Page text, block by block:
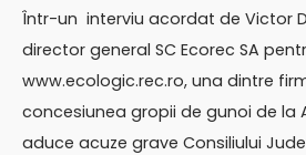
Într-un interviu acordat de Victor
director general SC Ecorec SA
www.ecologic.rec.ro, una dintre
concesiunea gropii de gunoi de la
aduce acuze grave Consiliului